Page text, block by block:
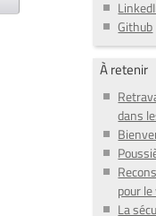
Github
À retenir
dans
pour
La